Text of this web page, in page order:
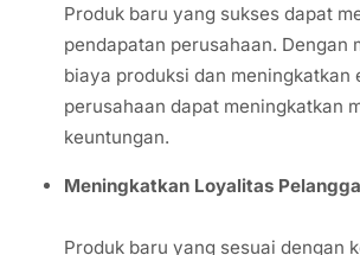
Produk baru yang sukses dapat
pendapatan perusahaan. Dengan
biaya produksi dan meningkatkan
perusahaan dapat meningkatkan
keuntungan.
Meningkatkan Loyalitas
Produk baru yang sesuai dengan